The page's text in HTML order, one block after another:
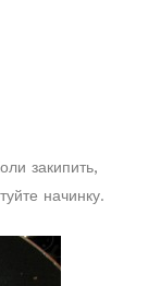
закипить,
начинку.